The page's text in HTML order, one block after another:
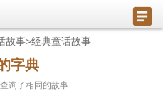
故事>经典童话故事
字典
询了相同的故事